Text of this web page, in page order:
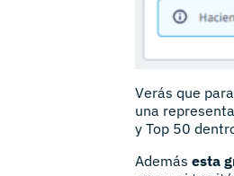
Verás que
una
y Top 50
Además esta